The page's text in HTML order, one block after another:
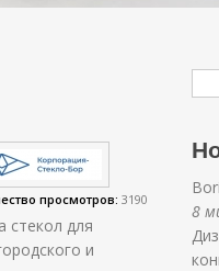
просмотров: 3190
стекол для
и
8